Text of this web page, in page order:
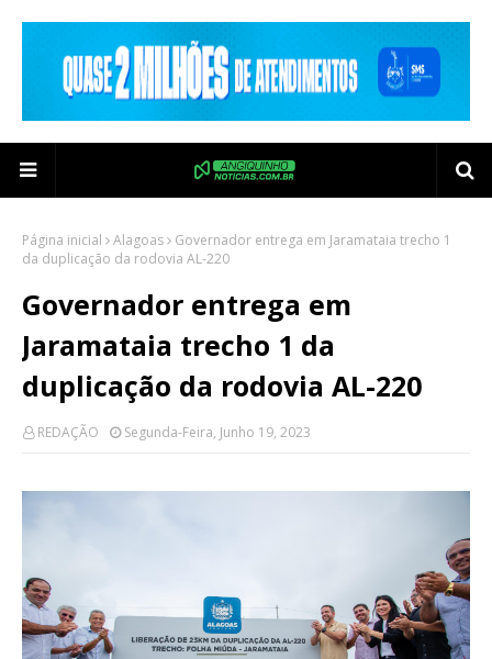
Página inicial Alagoas
Governador entrega em Jaramataia trecho 1
da duplicação da rodovia AL-220
Governador entrega em
Jaramataia trecho 1 da
duplicação da rodovia AL-220
REDAÇÃO Segunda-Feira, Junho 19, 2023